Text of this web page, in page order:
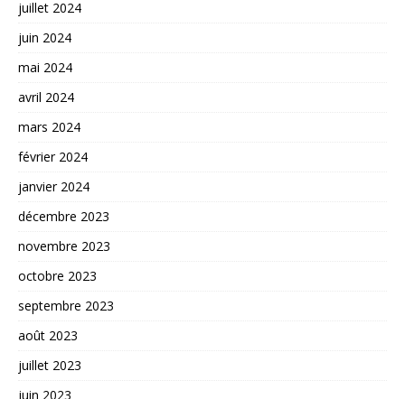
juillet 2024
juin 2024
mai 2024
avril 2024
mars 2024
février 2024
janvier 2024
décembre 2023
novembre 2023
octobre 2023
septembre 2023
août 2023
juillet 2023
juin 2023